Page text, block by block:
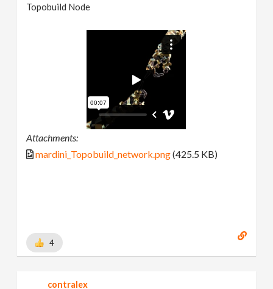
Topobuild Node
Attachments:
mardini_Topobuild_network.png(425.5 KB)
4
contralex